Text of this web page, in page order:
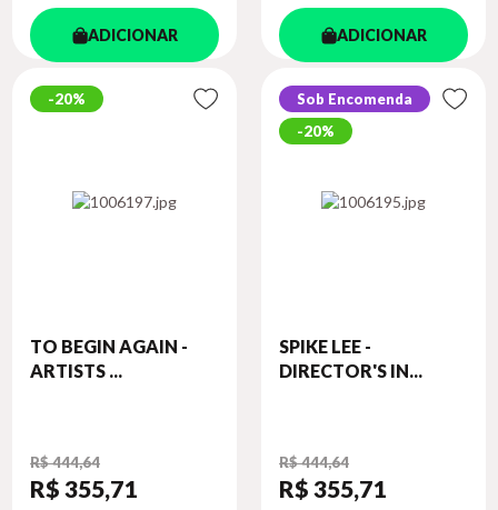
ADICIONAR ADICIONAR
20%
TO BEGIN AGAIN -
ARTISTS ...
R$ 444,64
R$ 355,71
Sob Encomenda
20%
SPIKE LEE -
DIRECTOR'S IN...
R$ 444,64
R$ 355,71